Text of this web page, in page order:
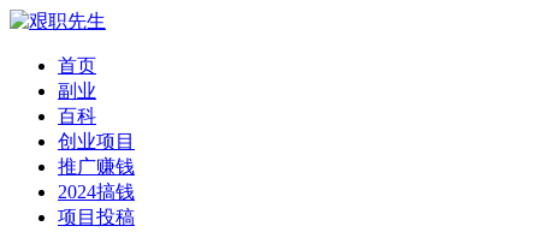
首页
副业
百科
创业项目
推广赚钱
2024搞钱
项目投稿